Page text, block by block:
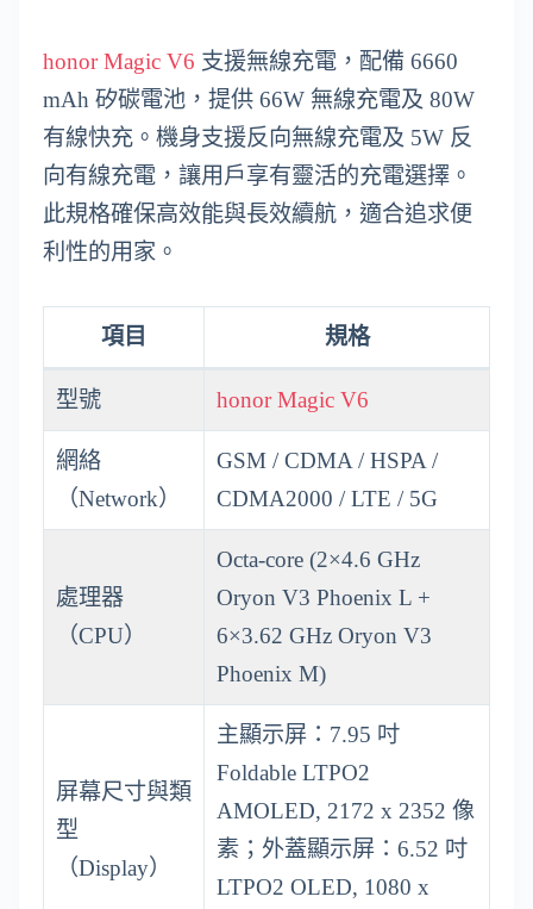
honor Magic V6 支援無線充電，配備 6660
mAh 矽碳電池，提供 66W 無線充電及 80W
有線快充。機身支援反向無線充電及 5W 反
向有線充電，讓用戶享有靈活的充電選擇。
此規格確保高效能與長效續航，適合追求便
利性的用家。
項目 規格
型號 honor Magic V6
網絡
（Network）
GSM / CDMA / HSPA /
CDMA2000 / LTE / 5G
處理器
（CPU）
Octa-core (2×4.6 GHz
Oryon V3 Phoenix L +
6×3.62 GHz Oryon V3
Phoenix M)
屏幕尺寸與類
型
（Display）
主顯示屏：7.95 吋
Foldable LTPO2
AMOLED, 2172 x 2352 像
素；外蓋顯示屏：6.52 吋
LTPO2 OLED, 1080 x